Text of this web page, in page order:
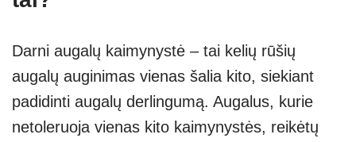
Darni augalų kaimynystė – tai kelių rūšių
augalų auginimas vienas šalia kito, siekiant
padidinti augalų derlingumą. Augalus, kurie
netoleruoja vienas kito kaimynystės, reikėtų